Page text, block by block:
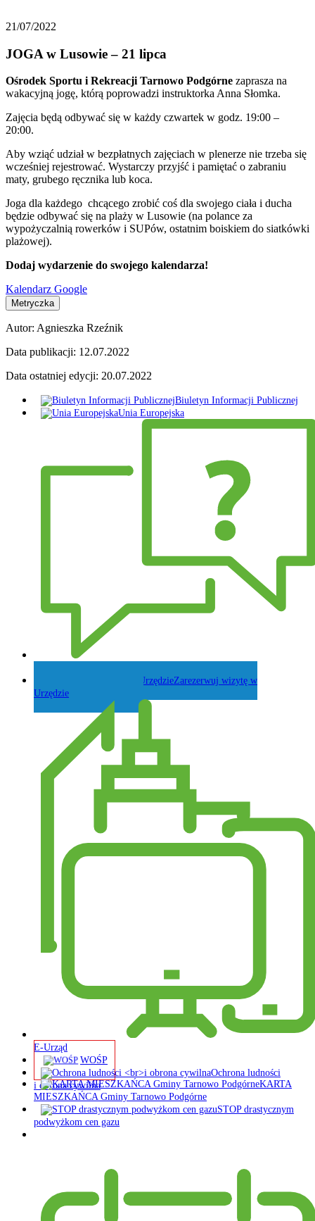
21/07/2022
JOGA w Lusowie – 21 lipca
Ośrodek Sportu i Rekreacji Tarnowo Podgórne zaprasza na
wakacyjną jogę, którą poprowadzi instruktorka Anna Słomka.
Zajęcia będą odbywać się w każdy czwartek w godz. 19:00 –
20:00.
Aby wziąć udział w bezpłatnych zajęciach w plenerze nie trzeba się
wcześniej rejestrować. Wystarczy przyjść i pamiętać o zabraniu
maty, grubego ręcznika lub koca.
Joga dla każdego chcącego zrobić coś dla swojego ciała i ducha
będzie odbywać się na plaży w Lusowie (na polance za
wypożyczalnią rowerków i SUPów, ostatnim boiskiem do siatkówki
plażowej).
Dodaj wydarzenie do swojego kalendarza!
Kalendarz Google
Metryczka
Autor: Agnieszka Rzeźnik
Data publikacji: 12.07.2022
Data ostatniej edycji: 20.07.2022
Biuletyn Informacji Publicznej
Unia Europejska
Zarezerwuj wizytę w
Urzędzie
E-Urząd
WOŚP
Ochrona ludności
i obrona cywilna
KARTA
MIESZKAŃCA Gminy Tarnowo Podgórne
STOP drastycznym
podwyżkom cen gazu